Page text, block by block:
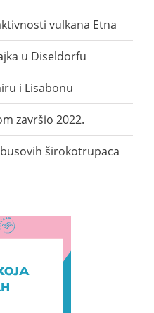
vulkana Etna
u Diseldorfu
i Lisabonu
završio 2022.
širokotrupaca